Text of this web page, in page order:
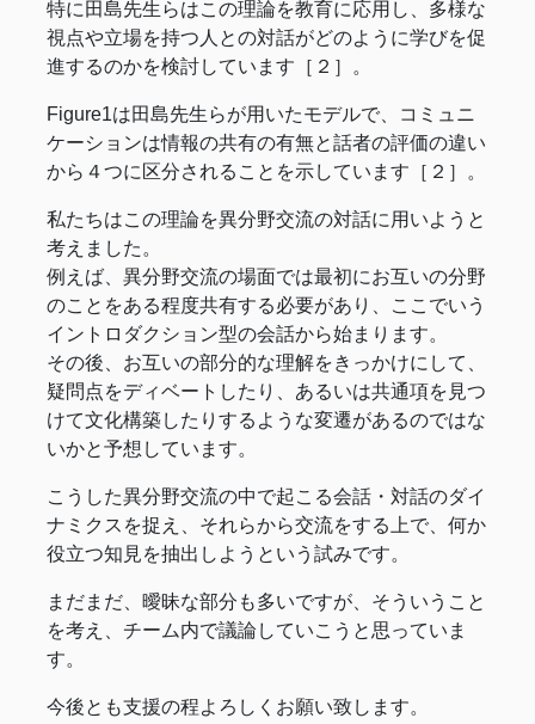
特に田島先生らはこの理論を教育に応用し、多様な
視点や立場を持つ人との対話がどのように学びを促
進するのかを検討しています［２］。
Figure1は田島先生らが用いたモデルで、コミュニ
ケーションは情報の共有の有無と話者の評価の違い
から４つに区分されることを示しています［２］。
私たちはこの理論を異分野交流の対話に用いようと
考えました。
例えば、異分野交流の場面では最初にお互いの分野
のことをある程度共有する必要があり、ここでいう
イントロダクション型の会話から始まります。
その後、お互いの部分的な理解をきっかけにして、
疑問点をディベートしたり、あるいは共通項を見つ
けて文化構築したりするような変遷があるのではな
いかと予想しています。
こうした異分野交流の中で起こる会話・対話のダイ
ナミクスを捉え、それらから交流をする上で、何か
役立つ知見を抽出しようという試みです。
まだまだ、曖昧な部分も多いですが、そういうこと
を考え、チーム内で議論していこうと思っていま
す。
今後とも支援の程よろしくお願い致します。